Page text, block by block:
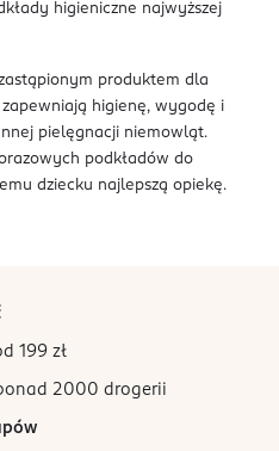
higieniczne najwyższej
produktem dla
higienę, wygodę i
pielęgnacji niemowląt.
podkładów do
dziecku najlepszą opiekę.
199 zł
2000 drogerii